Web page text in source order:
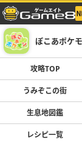
ぽこあポケ
攻略TOP
うみぞこの街
生息地図鑑
レシピ一覧